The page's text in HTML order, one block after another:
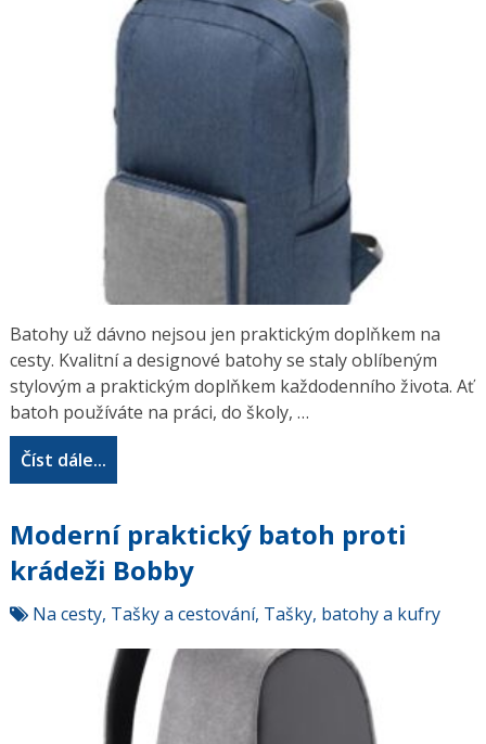
Batohy už dávno nejsou jen praktickým doplňkem na
cesty. Kvalitní a designové batohy se staly oblíbeným
stylovým a praktickým doplňkem každodenního života. Ať
batoh používáte na práci, do školy, …
Číst dále...
Moderní praktický batoh proti
krádeži Bobby
Na cesty, Tašky a cestování, Tašky, batohy a kufry